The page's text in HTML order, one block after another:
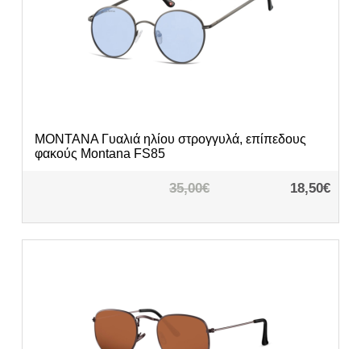
MONTANA Γυαλιά ηλίου στρογγυλά, επίπεδους
φακούς Montana FS85
35,00€ 18,50€